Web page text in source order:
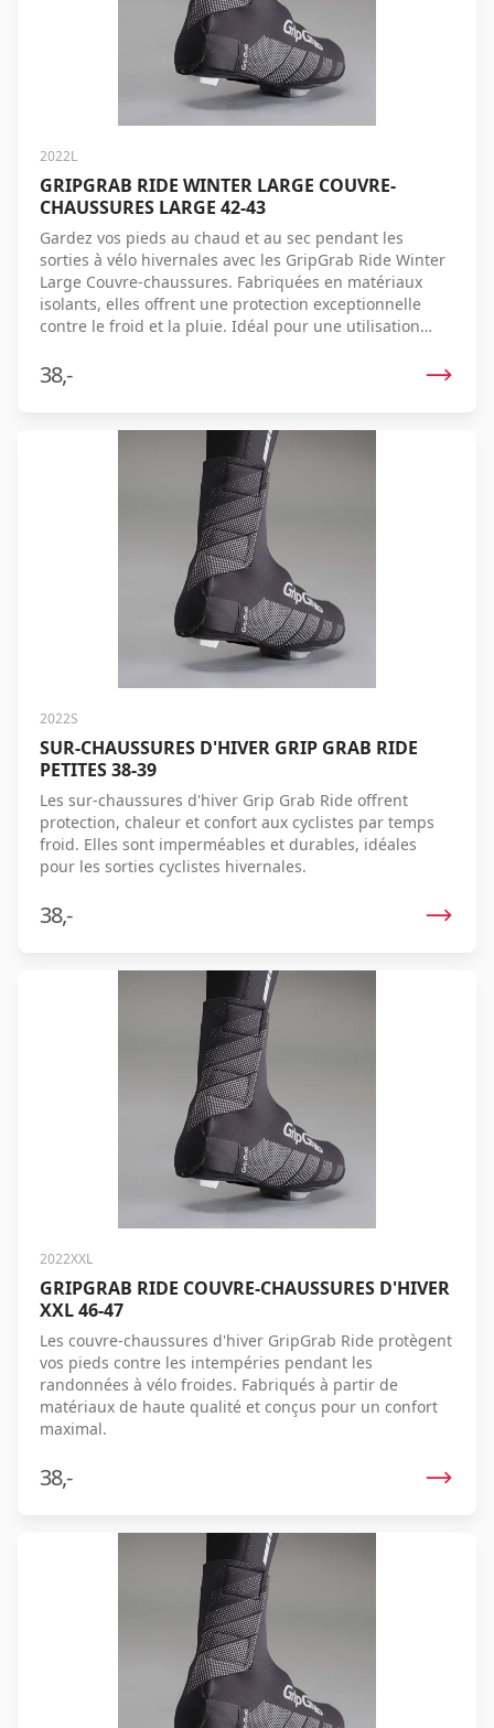
2022L
GRIPGRAB RIDE WINTER LARGE COUVRE-
CHAUSSURES LARGE 42-43
Gardez vos pieds au chaud et au sec pendant les
sorties à vélo hivernales avec les GripGrab Ride Winter
Large Couvre-chaussures. Fabriquées en matériaux
isolants, elles offrent une protection exceptionnelle
contre le froid et la pluie. Idéal pour une utilisation
38,-
2022S
SUR-CHAUSSURES D'HIVER GRIP GRAB RIDE
PETITES 38-39
Les sur-chaussures d'hiver Grip Grab Ride offrent
protection, chaleur et confort aux cyclistes par temps
froid. Elles sont imperméables et durables, idéales
pour les sorties cyclistes hivernales.
38,-
2022XXL
GRIPGRAB RIDE COUVRE-CHAUSSURES D'HIVER
XXL 46-47
Les couvre-chaussures d'hiver GripGrab Ride protègent
vos pieds contre les intempéries pendant les
randonnées à vélo froides. Fabriqués à partir de
matériaux de haute qualité et conçus pour un confort
maximal.
38,-